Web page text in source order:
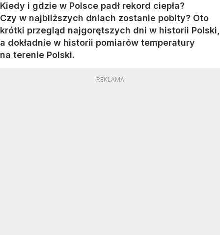
Kiedy i gdzie w Polsce padł rekord ciepła?
Czy w najbliższych dniach zostanie pobity? Oto
krótki przegląd najgorętszych dni w historii Polski,
a dokładnie w historii pomiarów temperatury
na terenie Polski.